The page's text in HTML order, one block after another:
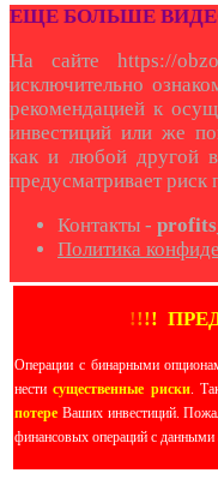
ЕЩЕ БОЛЬШЕ
На сайте https://
исключительно
рекомендацией к
инвестиций или же
как и любой другой
предусматривает риск
Контакты -
Политика
!!!!
Операции с бинарными
нестисущественные риски.
потере Ваших инвестиций.
финансовых операций с данными